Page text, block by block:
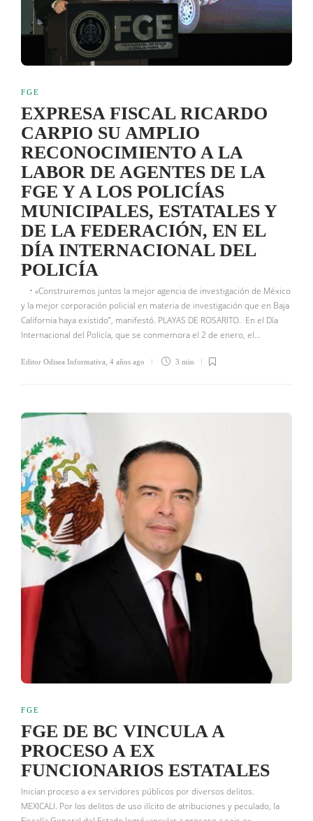
FGE
EXPRESA FISCAL RICARDO
CARPIO SU AMPLIO
RECONOCIMIENTO A LA
LABOR DE AGENTES DE LA
FGE Y A LOS POLICÍAS
MUNICIPALES, ESTATALES Y
DE LA FEDERACIÓN, EN EL
DÍA INTERNACIONAL DEL
POLICÍA
• «Construiremos juntos la mejor agencia de investigación de México
y la mejor corporación policial en materia de investigación que en Baja
California haya existido”, manifestó. PLAYAS DE ROSARITO. En el Día
Internacional del Policía, que se conmemora el 2 de enero, el…
Editor Odisea Informativa 4 años ago 3 min
FGE
FGE DE BC VINCULA A
PROCESO A EX
FUNCIONARIOS ESTATALES
Inician proceso a ex servidores públicos por diversos delitos.
MEXICALI. Por los delitos de uso ilícito de atribuciones y peculado, la